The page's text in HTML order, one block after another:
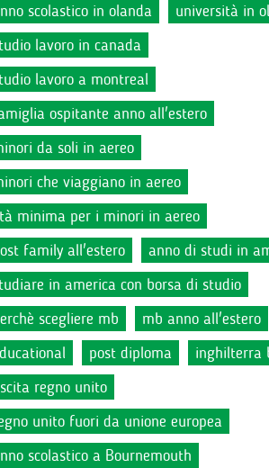
scolastico in olanda
università in
lavoro in canada
lavoro a montreal
ospitante anno all'estero
da soli in aereo
che viaggiano in aereo
minima per i minori in aereo
family all'estero
anno di studi in
in america con borsa di studio
scegliere mb
mb anno all'estero
post diploma
inghilterra
regno unito
unito fuori da unione europea
scolastico a Bournemouth